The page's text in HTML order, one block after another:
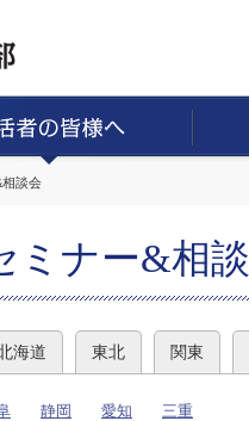
談会
ミナー&相
海道 東北 関東
静岡 愛知 三重